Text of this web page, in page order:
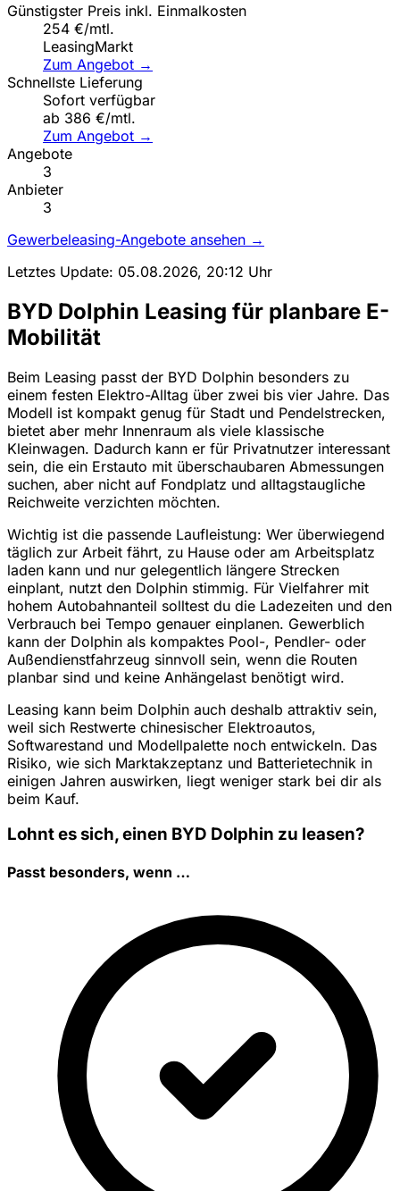
Günstigster Preis inkl. Einmalkosten
254 €/mtl.
LeasingMarkt
Zum Angebot →
Schnellste Lieferung
Sofort verfügbar
ab 386 €/mtl.
Zum Angebot →
Angebote
3
Anbieter
3
Gewerbeleasing-Angebote ansehen →
Letztes Update: 05.08.2026, 20:12 Uhr
BYD Dolphin Leasing für planbare E-
Mobilität
Beim Leasing passt der BYD Dolphin besonders zu
einem festen Elektro-Alltag über zwei bis vier Jahre. Das
Modell ist kompakt genug für Stadt und Pendelstrecken,
bietet aber mehr Innenraum als viele klassische
Kleinwagen. Dadurch kann er für Privatnutzer interessant
sein, die ein Erstauto mit überschaubaren Abmessungen
suchen, aber nicht auf Fondplatz und alltagstaugliche
Reichweite verzichten möchten.
Wichtig ist die passende Laufleistung: Wer überwiegend
täglich zur Arbeit fährt, zu Hause oder am Arbeitsplatz
laden kann und nur gelegentlich längere Strecken
einplant, nutzt den Dolphin stimmig. Für Vielfahrer mit
hohem Autobahnanteil solltest du die Ladezeiten und den
Verbrauch bei Tempo genauer einplanen. Gewerblich
kann der Dolphin als kompaktes Pool-, Pendler- oder
Außendienstfahrzeug sinnvoll sein, wenn die Routen
planbar sind und keine Anhängelast benötigt wird.
Leasing kann beim Dolphin auch deshalb attraktiv sein,
weil sich Restwerte chinesischer Elektroautos,
Softwarestand und Modellpalette noch entwickeln. Das
Risiko, wie sich Marktakzeptanz und Batterietechnik in
einigen Jahren auswirken, liegt weniger stark bei dir als
beim Kauf.
Lohnt es sich, einen BYD Dolphin zu leasen?
Passt besonders, wenn …